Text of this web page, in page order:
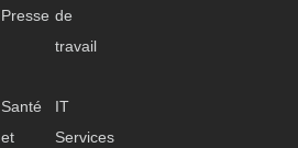
Presse de
travail
Santé
et
IT
Services